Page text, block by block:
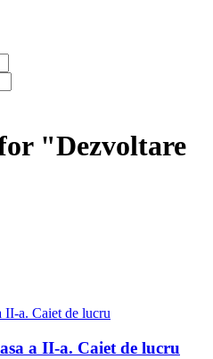
"Dezvoltare
a II-a. Caiet de lucru